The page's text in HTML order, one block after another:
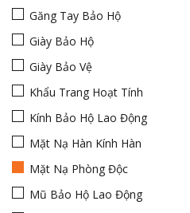
Găng Tay Bảo Hộ
Giày Bảo Hộ
Giày Bảo Vệ
Khẩu Trang Hoạt Tính
Kính Bảo Hộ Lao Động
Mặt Nạ Hàn Kính Hàn
Mặt Nạ Phòng Độc
Mũ Bảo Hộ Lao Động